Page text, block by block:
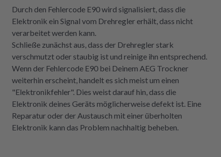
Durch den Fehlercode E90 wird signalisiert, dass die
Elektronik ein Signal vom Drehregler erhält, dass nicht
verarbeitet werden kann.
Schließe zunächst aus, dass der Drehregler stark
verschmutzt oder staubig ist und reinige ihn entsprechend.
Wenn der Fehlercode E90 bei Deinem AEG Trockner
weiterhin erscheint, handelt es sich meist um einen
"Elektronikfehler". Dies weist darauf hin, dass die
Elektronik deines Geräts möglicherweise defekt ist. Eine
Reparatur oder der Austausch mit einer überholten
Elektronik kann das Problem nachhaltig beheben.